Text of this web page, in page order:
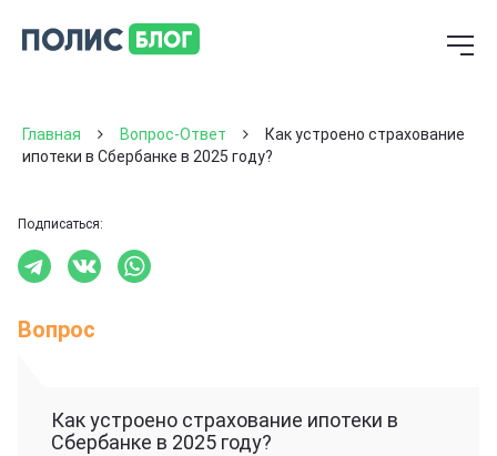
Главная Вопрос-Ответ
Как устроено страхование
ипотеки в Сбербанке в 2025 году?
Подписаться:
Вопрос
Как устроено страхование ипотеки в
Сбербанке в 2025 году?